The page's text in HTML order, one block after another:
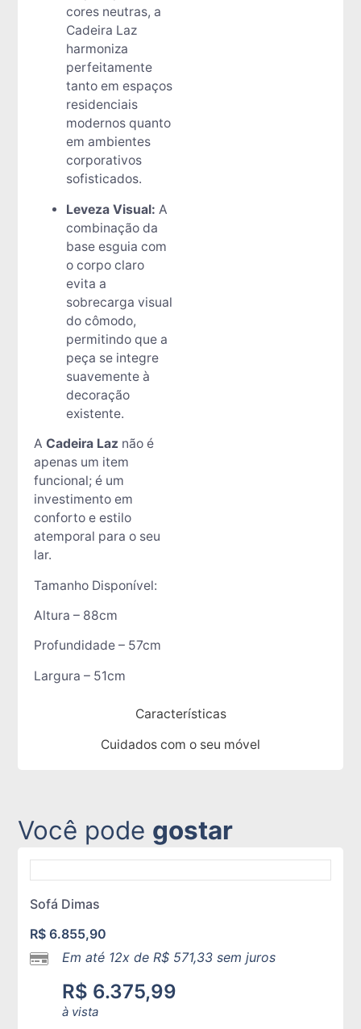
Características
Cuidados com o seu móvel
cores neutras, a
Cadeira Laz
harmoniza
perfeitamente
tanto em espaços
residenciais
modernos quanto
em ambientes
corporativos
sofisticados.
Leveza Visual: A
combinação da
base esguia com
o corpo claro
evita a
sobrecarga visual
do cômodo,
permitindo que a
peça se integre
suavemente à
decoração
existente.
A Cadeira Laz não é
apenas um item
funcional; é um
investimento em
conforto e estilo
atemporal para o seu
lar.
Tamanho Disponível:
Altura – 88cm
Profundidade – 57cm
Largura – 51cm
Você pode gostar
Sofá Dimas
R$ 6.855,90
Em até 12x deR$ 571,33 sem juros
R$ 6.375,99
à vista